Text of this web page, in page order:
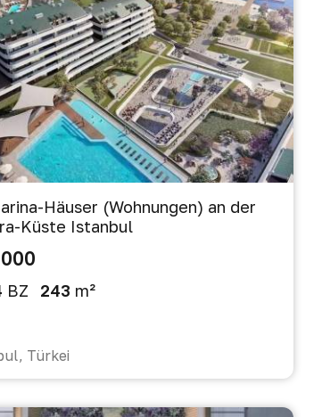
Häuser (Wohnungen) an der
Küste Istanbul
BZ 243 m²
Türkei